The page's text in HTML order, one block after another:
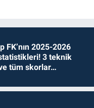
FK’nın 2025-2026
3 teknik
tüm skorlar…